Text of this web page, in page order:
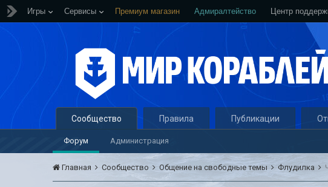
Игры Сервисы Премиум магазин Адмиралтейство Центр
Сообщество
Форум Администрация
Правила Публикации
Главная Сообщество Общение на свободные темы Флудилка